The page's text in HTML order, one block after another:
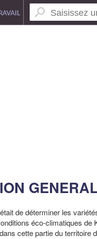
était de déterminer les
éco-climatiques de
cette partie du territoire